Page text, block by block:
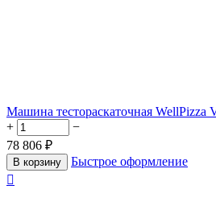
Машина тестораскаточная WellPizza
+
−
78 806 ₽
В корзину
Быстрое оформление
